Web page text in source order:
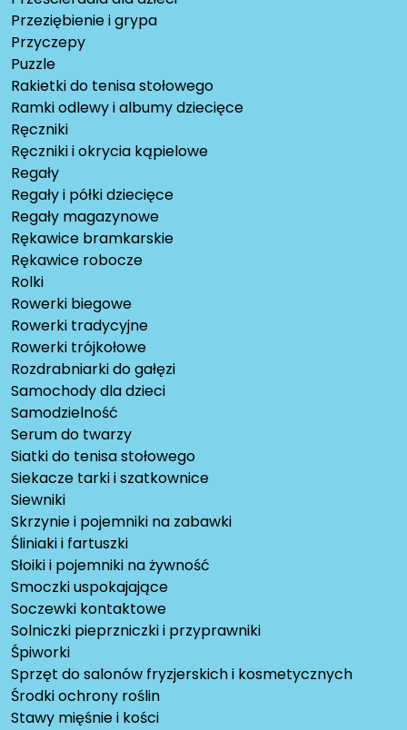
Przeziębienie i grypa
Przyczepy
Puzzle
Rakietki do tenisa stołowego
Ramki odlewy i albumy dziecięce
Ręczniki
Ręczniki i okrycia kąpielowe
Regały
Regały i półki dziecięce
Regały magazynowe
Rękawice bramkarskie
Rękawice robocze
Rolki
Rowerki biegowe
Rowerki tradycyjne
Rowerki trójkołowe
Rozdrabniarki do gałęzi
Samochody dla dzieci
Samodzielność
Serum do twarzy
Siatki do tenisa stołowego
Siekacze tarki i szatkownice
Siewniki
Skrzynie i pojemniki na zabawki
Śliniaki i fartuszki
Słoiki i pojemniki na żywność
Smoczki uspokajające
Soczewki kontaktowe
Solniczki pieprzniczki i przyprawniki
Śpiworki
Sprzęt do salonów fryzjerskich i kosmetycznych
Środki ochrony roślin
Stawy mięśnie i kości